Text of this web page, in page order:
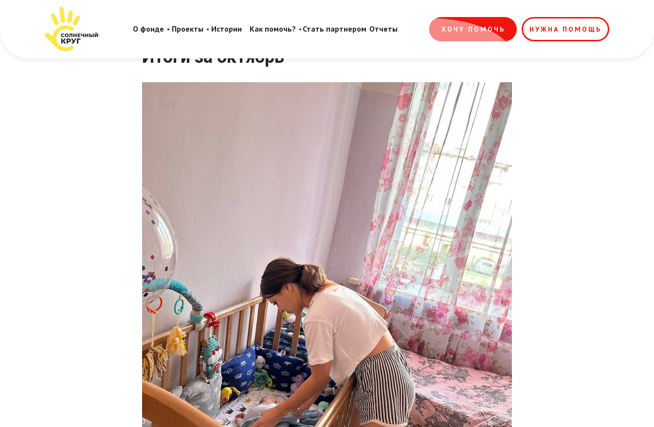
Отчеты
Стать партнером
Как помочь?
Истории
Проекты
О фонде НУЖНА ПОМОЩЬ
ХОЧУ ПОМОЧЬ
Итоги за октябрь